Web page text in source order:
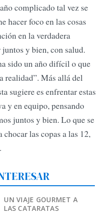
complicado tal vez se
hacer foco en las cosas
en la verdadera
y bien, con salud.
sido un año difícil o que
realidad”. Más allá del
sugiere es enfrentar estas
y en equipo, pensando
juntos y bien. Lo que se
las copas a las 12,
UN VIAJE GOURMET A
LAS CATARATAS